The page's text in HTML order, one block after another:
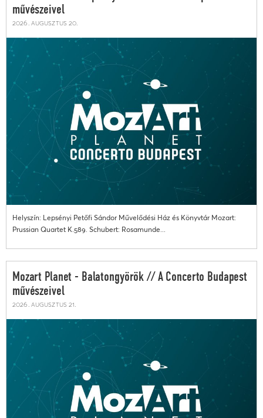
művészeivel
2026. augusztus 20.
Helyszín: Lepsényi Petőfi Sándor Művelődési Ház és Könyvtár Mozart:
Prussian Quartet K.589. Schubert: Rosamunde...
Mozart Planet - Balatongyörök // A Concerto Budapest
művészeivel
2026. augusztus 21.